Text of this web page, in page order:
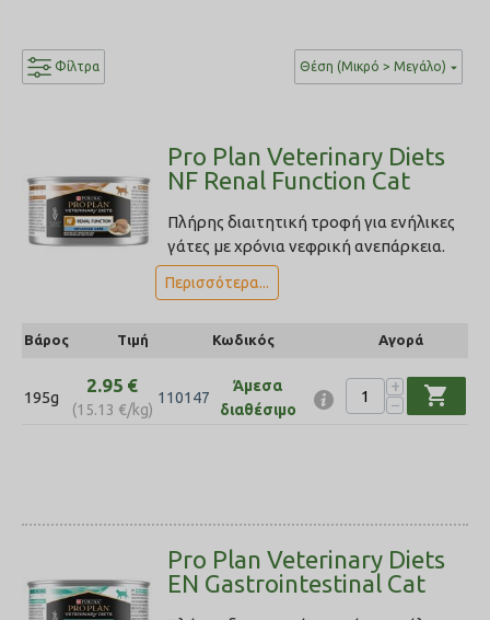
Φίλτρα Θέση (Μικρό > Μεγάλο)
Pro Plan Veterinary Diets
NF Renal Function Cat
Πλήρης διαιτητική τροφή για ενήλικες
γάτες με χρόνια νεφρική ανεπάρκεια.
Περισσότερα...
Βάρος Τιμή Κωδικός Αγορά
195g
2.95 €
(15.13 €/kg)
110147
Άμεσα
διαθέσιμο
+
−
shopping_cart
Pro Plan Veterinary Diets
EN Gastrointestinal Cat